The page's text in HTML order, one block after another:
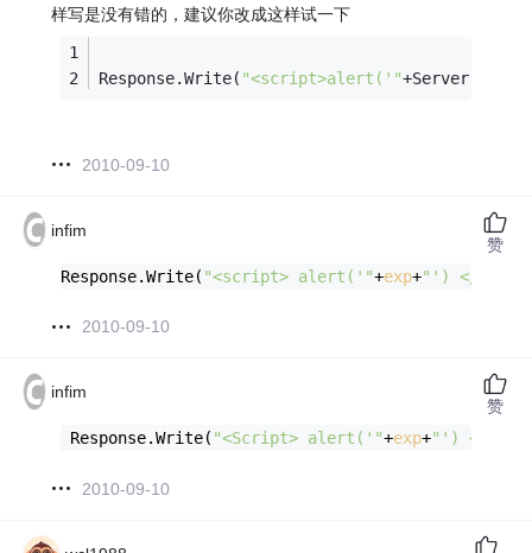
样写是没有错的，建议你改成这样试一下
Response.Write( "<script>alert('"
2010-09-10
infim
Response.Write( "<script> alert('"+exp+"') </
2010-09-10
赞
infim
Response.Write( "<Script> alert('"+exp+"') </
2010-09-10
赞